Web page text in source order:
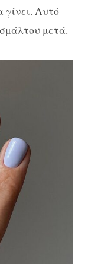
γίνει. Αυτό
μετά.